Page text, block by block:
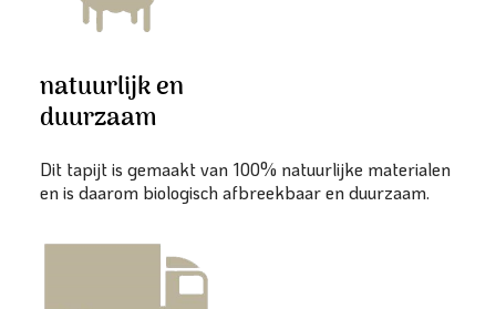
natuurlijk en
duurzaam
Dit tapijt is gemaakt van 100% natuurlijke materialen
en is daarom biologisch afbreekbaar en duurzaam.